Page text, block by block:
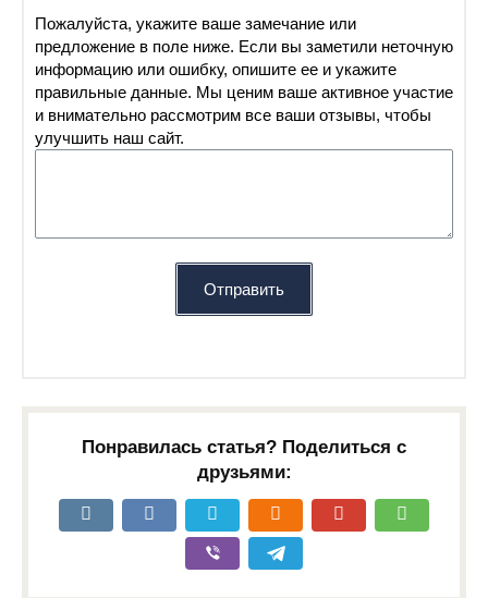
Пожалуйста, укажите ваше замечание или
предложение в поле ниже. Если вы заметили неточную
информацию или ошибку, опишите ее и укажите
правильные данные. Мы ценим ваше активное участие
и внимательно рассмотрим все ваши отзывы, чтобы
улучшить наш сайт.
Отправить
Понравилась статья? Поделиться с
друзьями: